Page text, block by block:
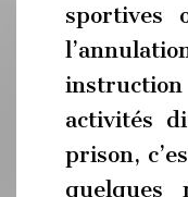
sportives
activités
prison,
quelques